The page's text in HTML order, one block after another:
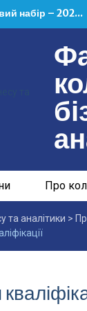
набір – 202...
Про
та аналітики >